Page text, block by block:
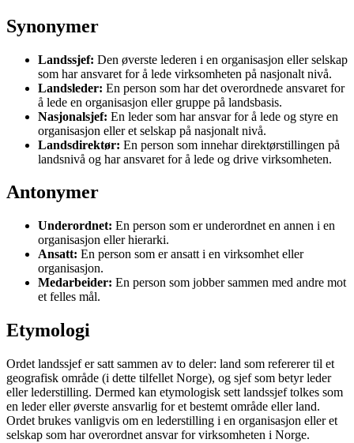
Synonymer
Landssjef: Den øverste lederen i en organisasjon eller selskap
som har ansvaret for å lede virksomheten på nasjonalt nivå.
Landsleder: En person som har det overordnede ansvaret for
å lede en organisasjon eller gruppe på landsbasis.
Nasjonalsjef: En leder som har ansvar for å lede og styre en
organisasjon eller et selskap på nasjonalt nivå.
Landsdirektør: En person som innehar direktørstillingen på
landsnivå og har ansvaret for å lede og drive virksomheten.
Antonymer
Underordnet: En person som er underordnet en annen i en
organisasjon eller hierarki.
Ansatt: En person som er ansatt i en virksomhet eller
organisasjon.
Medarbeider: En person som jobber sammen med andre mot
et felles mål.
Etymologi
Ordet landssjef er satt sammen av to deler: land som refererer til et
geografisk område (i dette tilfellet Norge), og sjef som betyr leder
eller lederstilling. Dermed kan etymologisk sett landssjef tolkes som
en leder eller øverste ansvarlig for et bestemt område eller land.
Ordet brukes vanligvis om en lederstilling i en organisasjon eller et
selskap som har overordnet ansvar for virksomheten i Norge.